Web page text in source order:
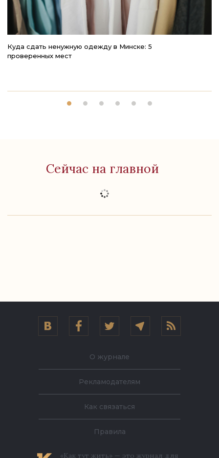
Куда сдать ненужную одежду в Минске: 5
проверенных мест
Сейчас на главной
«Как тут жить» — это журнал для
О журнале
Рекламодателям
Как связаться
Правила